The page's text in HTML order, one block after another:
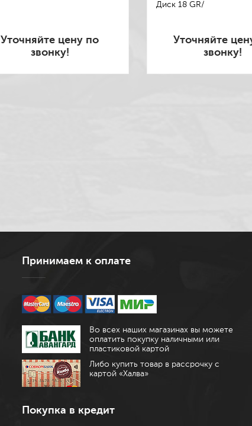
Уточняйте цену по
звонку!
Диск 18 GR/
Уточняйте
звонку!
Принимаем к оплате
Во всех наших магазинах вы можете
оплатить покупку наличными или
пластиковой картой
Либо купить товар в рассрочку с
картой «Халва»
Покупка в кредит